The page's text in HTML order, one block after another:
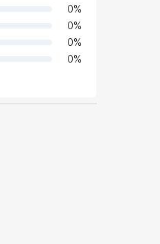
0%
0%
0%
0%